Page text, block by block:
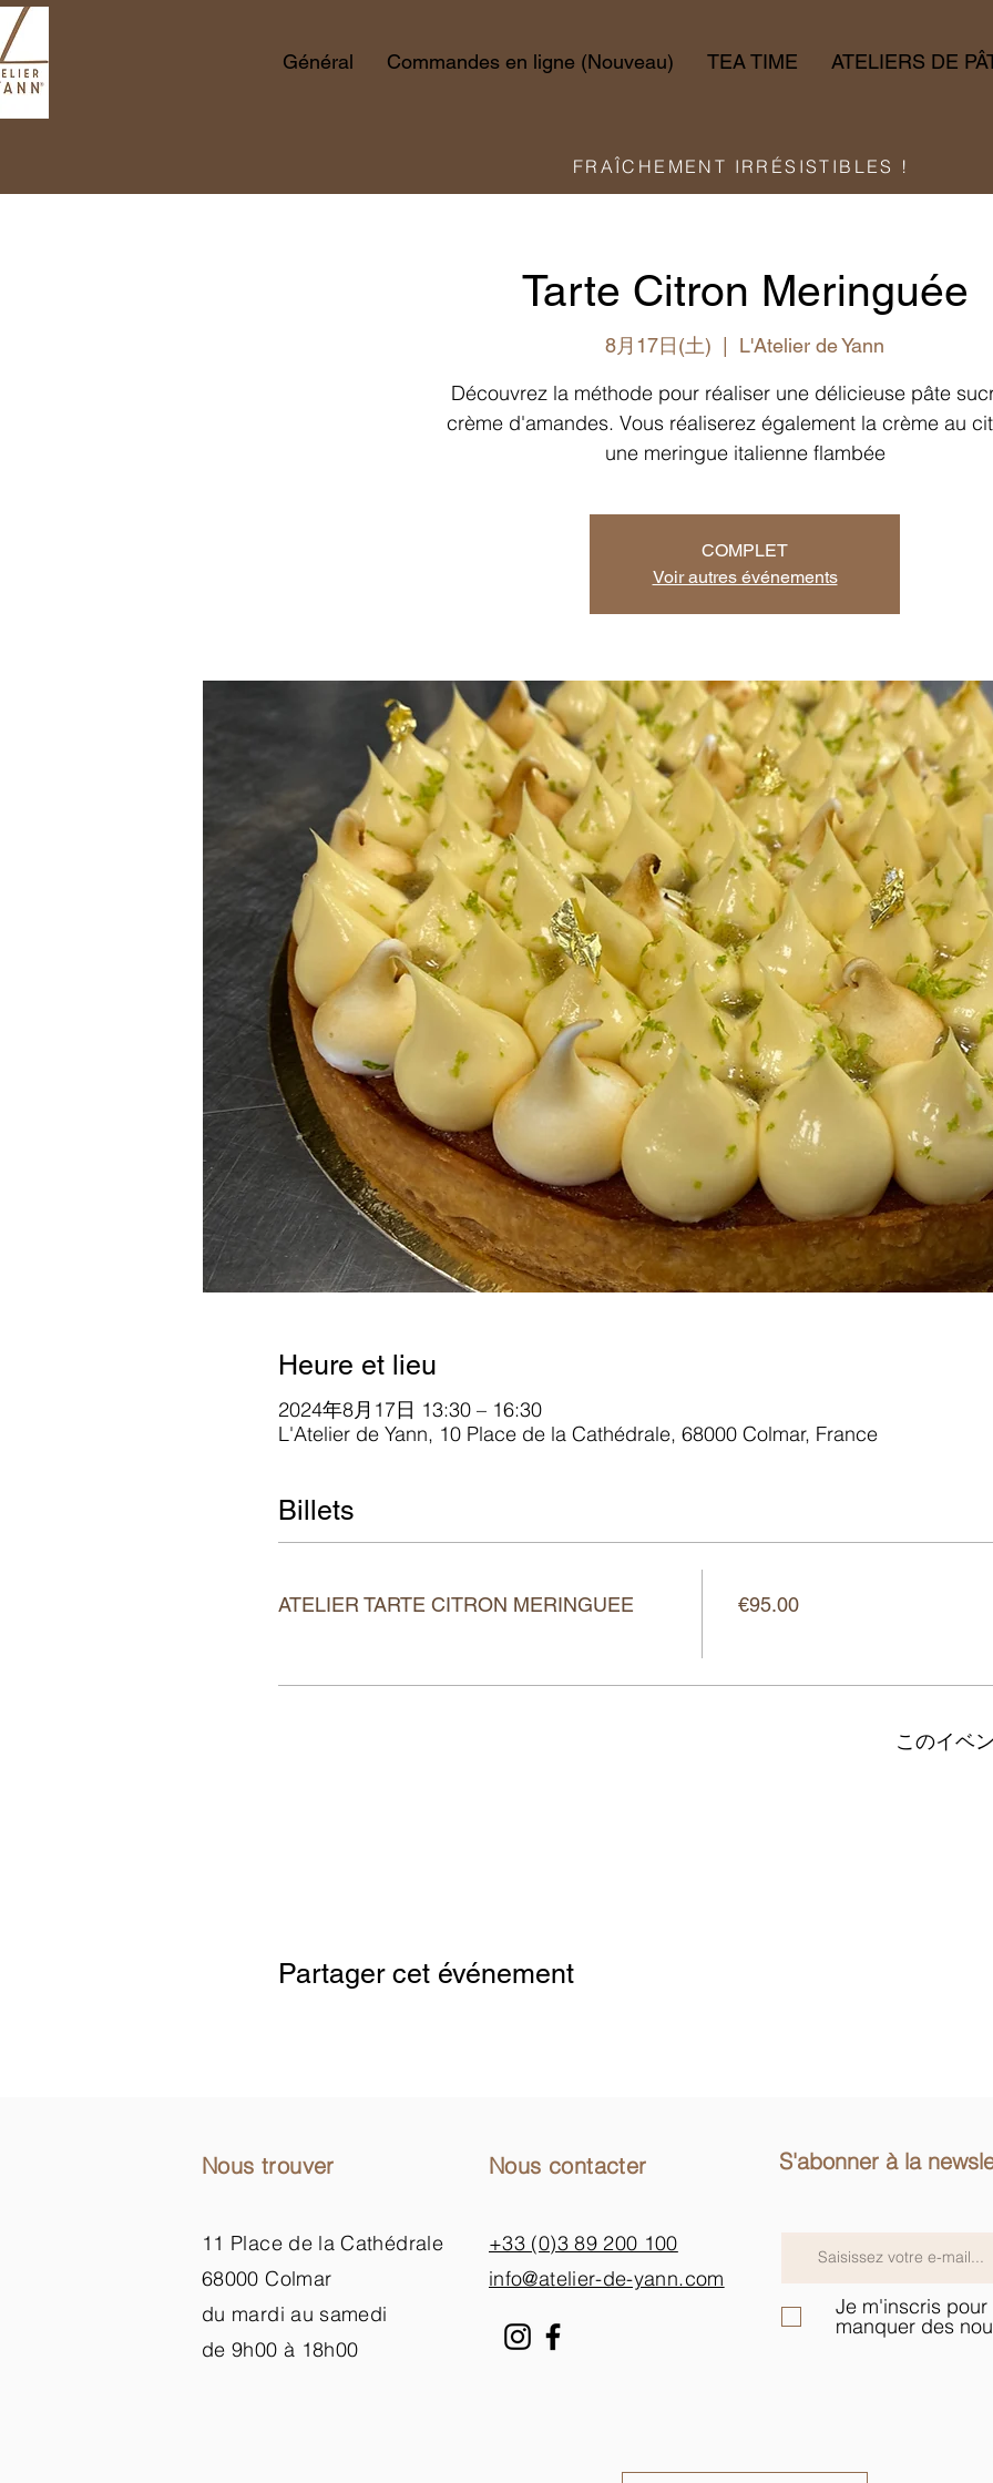
Général Commandes en ligne (Nouveau) TEA TIME ATELIERS DE
FRAÎCHEMENT IRRÉSISTIBLES !
Tarte Citron Meringuée
8月17日(土) L'Atelier de Yann
Découvrez la méthode pour réaliser une délicieuse pâte
crème d'amandes. Vous réaliserez également la crème au
une meringue italienne flambée
COMPLET
Voir autres événements
Heure et lieu
2024年8月17日 13:30 – 16:30
L'Atelier de Yann, 10 Place de la Cathédrale, 68000 Colmar, France
Billets
ATELIER TARTE CITRON MERINGUEE €95.00
このイベ
Partager cet événement
Nous trouver
11 Place de la Cathédrale
68000 Colmar
du mardi au samedi
de 9h00 à 18h00
Nous contacter
+33 (0)3 89 200 100​
info@atelier-de-yann.com
S'abonner à la
Je m'inscris pour
manquer des